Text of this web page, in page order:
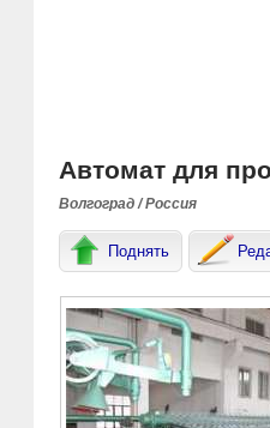
Автомат для
Волгоград / Россия
Поднять